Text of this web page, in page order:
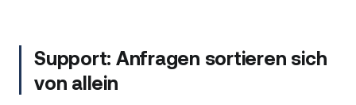
Support: Anfragen sortieren sich
von allein